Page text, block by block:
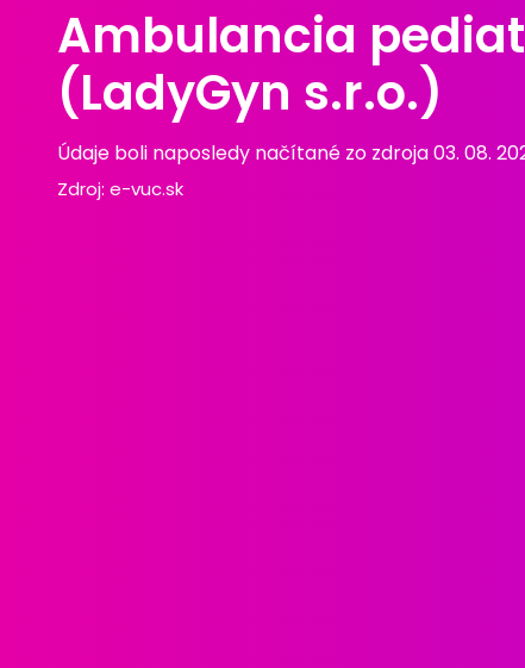
Ambulancia
(LadyGyn s.r.o.)
Údaje boli naposledy načítané zo zdroja 03. 08.
Zdroj: e-vuc.sk